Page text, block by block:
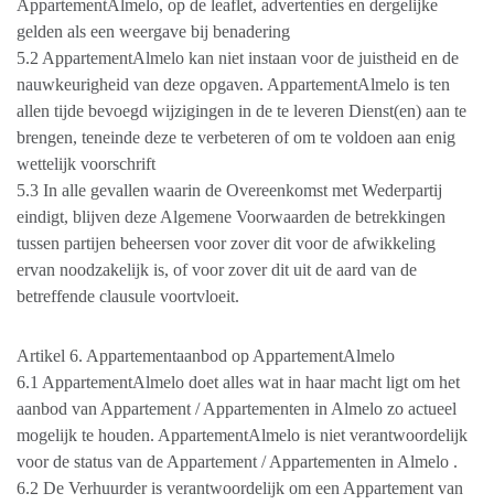
AppartementAlmelo, op de leaflet, advertenties en dergelijke
gelden als een weergave bij benadering
5.2 AppartementAlmelo kan niet instaan voor de juistheid en de
nauwkeurigheid van deze opgaven. AppartementAlmelo is ten
allen tijde bevoegd wijzigingen in de te leveren Dienst(en) aan te
brengen, teneinde deze te verbeteren of om te voldoen aan enig
wettelijk voorschrift
5.3 In alle gevallen waarin de Overeenkomst met Wederpartij
eindigt, blijven deze Algemene Voorwaarden de betrekkingen
tussen partijen beheersen voor zover dit voor de afwikkeling
ervan noodzakelijk is, of voor zover dit uit de aard van de
betreffende clausule voortvloeit.
Artikel 6. Appartementaanbod op AppartementAlmelo
6.1 AppartementAlmelo doet alles wat in haar macht ligt om het
aanbod van Appartement / Appartementen in Almelo zo actueel
mogelijk te houden. AppartementAlmelo is niet verantwoordelijk
voor de status van de Appartement / Appartementen in Almelo .
6.2 De Verhuurder is verantwoordelijk om een Appartement van